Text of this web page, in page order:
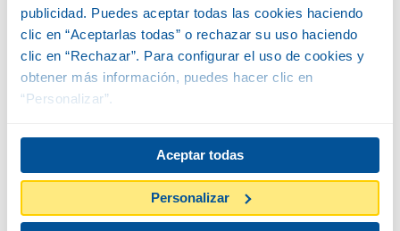
publicidad. Puedes aceptar todas las cookies haciendo
clic en “Aceptarlas todas” o rechazar su uso haciendo
clic en “Rechazar”. Para configurar el uso de cookies y
obtener más información, puedes hacer clic en
“Personalizar”.
Aceptar todas
Personalizar
El nuevo modelo del Zoo,
comprometido con la investigación
Una de las líneas estratégicas del nuevo modelo del Zoo
de Barcelona es reforzar su compromiso con la
Ayudas de la Fundación Zoo es una de las líneas con las
que se trabaja para impulsar la generación de
conocimiento y concienciación sobre la necesidad de
proteger los ecosistemas.